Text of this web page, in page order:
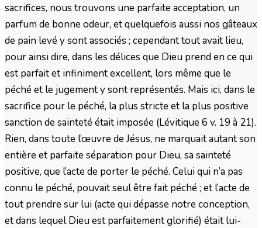
sacrifices, nous trouvons une parfaite acceptation, un
parfum de bonne odeur, et quelquefois aussi nos gâteaux
de pain levé y sont associés ; cependant tout avait lieu,
pour ainsi dire, dans les délices que Dieu prend en ce qui
est parfait et infiniment excellent, lors même que le
péché et le jugement y sont représentés. Mais ici, dans le
sacrifice pour le péché, la plus stricte et la plus positive
sanction de sainteté était imposée (Lévitique 6 v. 19 à 21).
Rien, dans toute l’œuvre de Jésus, ne marquait autant son
entière et parfaite séparation pour Dieu, sa sainteté
positive, que l’acte de porter le péché. Celui qui n’a pas
connu le péché, pouvait seul être fait péché ; et l’acte de
tout prendre sur lui (acte qui dépasse notre conception,
et dans lequel Dieu est parfaitement glorifié) était lui-